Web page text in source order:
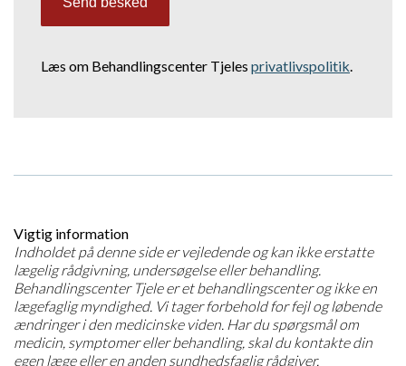
Læs om Behandlingscenter Tjeles privatlivspolitik.
Vigtig information
Indholdet på denne side er vejledende og kan ikke erstatte
lægelig rådgivning, undersøgelse eller behandling.
Behandlingscenter Tjele er et behandlingscenter og ikke en
lægefaglig myndighed. Vi tager forbehold for fejl og løbende
ændringer i den medicinske viden. Har du spørgsmål om
medicin, symptomer eller behandling, skal du kontakte din
egen læge eller en anden sundhedsfaglig rådgiver.